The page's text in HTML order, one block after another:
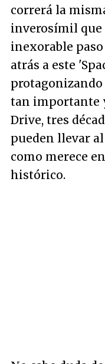
correrá la
inverosímil que
inexorable
atrás a este
tan importante
Drive, tres
pueden llevar
como merece
histórico.